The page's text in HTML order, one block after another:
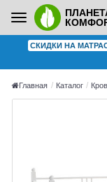
Toggle
navigation
СКИДКИ НА
Главная Каталог